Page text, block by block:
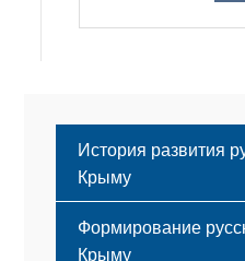
История развития
Крыму
Формирование
Крыму